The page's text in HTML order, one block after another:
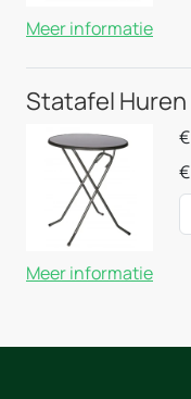
Meer informatie
Statafel Huren
€
€
Meer informatie